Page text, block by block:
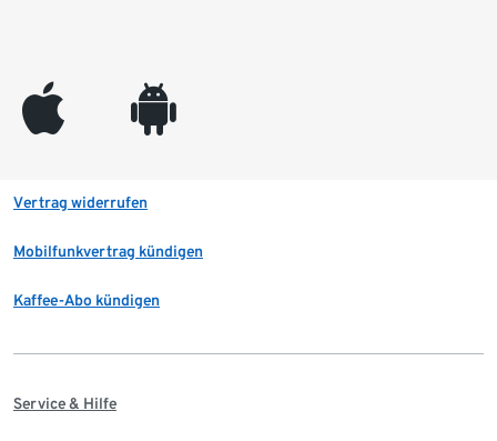
appleinc android
Vertrag widerrufen
Mobilfunkvertrag kündigen
Kaffee-Abo kündigen
Service & Hilfe